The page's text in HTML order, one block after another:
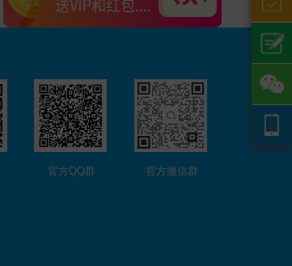
官方QQ群 官方微信群